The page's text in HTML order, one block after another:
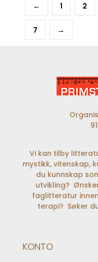
← 1 2
7 →
Vi kan tilby
mystikk, vitenskap,
du kunnskap
utvikling?
faglitteratur
terapi? Søker
KONTO